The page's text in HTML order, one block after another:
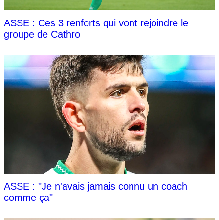
ASSE : Ces 3 renforts qui vont rejoindre le
groupe de Cathro
ASSE : "Je n'avais jamais connu un coach
comme ça"